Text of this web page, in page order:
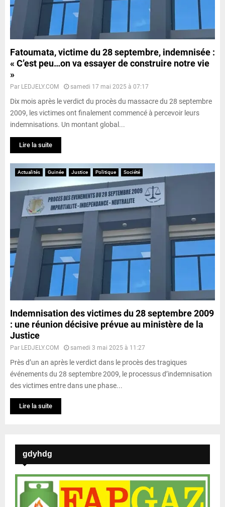
Fatoumata, victime du 28 septembre, indemnisée :
« C’est peu…on va essayer de construire notre vie
»
Par LEDJELY.COM samedi 17 mai 2025 à 07:17
Dix mois après le verdict du procès du massacre du 28 septembre
2009, les victimes ont finalement commencé à percevoir leurs
indemnisations. Un montant global...
Lire la suite
Actualités Guinée Justice Politique Société
Indemnisation des victimes du 28 septembre 2009
: une réunion décisive prévue au ministère de la
Justice
Par LEDJELY.COM samedi 3 mai 2025 à 11:27
Près d’un an après le verdict dans le procès des tragiques
événements du 28 septembre 2009, le processus d’indemnisation
des victimes entre dans une phase...
Lire la suite
gdyhdg